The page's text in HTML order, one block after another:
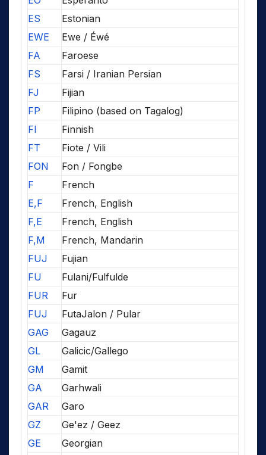
ES
Estonian
EWE
Ewe / Éwé
FA
Faroese
FS
Farsi / Iranian Persian
FJ
Fijian
FP
Filipino (based on Tagalog)
FI
Finnish
FT
Fiote / Vili
FON
Fon / Fongbe
F
French
E,F
French, English
F,E
French, English
F,M
French, Mandarin
FUJ
Fujian
FU
Fulani/Fulfulde
FUR
Fur
FUJ
FutaJalon / Pular
GAG
Gagauz
GL
Galicic/Gallego
GM
Gamit
GA
Garhwali
GAR
Garo
GZ
Ge'ez / Geez
GE
Georgian